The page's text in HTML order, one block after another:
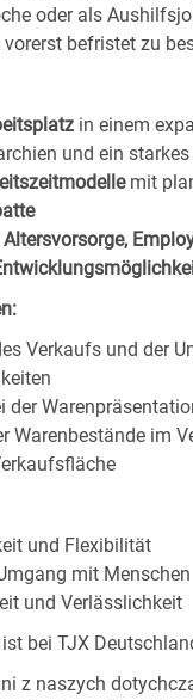
oder als
befristet zu
in einem
und ein
mit
Verkaufs und der
der
Warenbestände im
und Flexibilität
mit Menschen
und Verlässlichkeit
bei TJX
z naszych